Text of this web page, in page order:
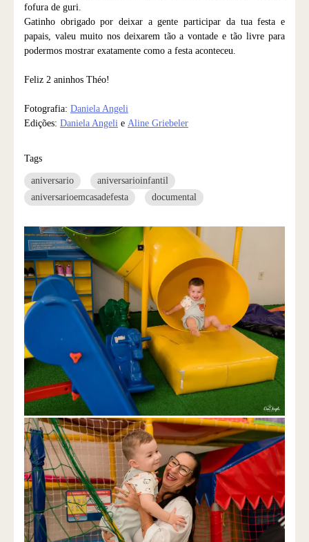
fofura de guri.
Gatinho obrigado por deixar a gente participar da tua festa e
papais, valeu muito nos deixarem tão a vontade e tão livre para
podermos mostrar exatamente como a festa aconteceu.
Feliz 2 aninhos Théo!
Fotografia: Daniela Angeli
Edições: Daniela Angeli e Aline Griebeler
Tags
aniversario
aniversarioinfantil
aniversarioemcasadefesta
documental